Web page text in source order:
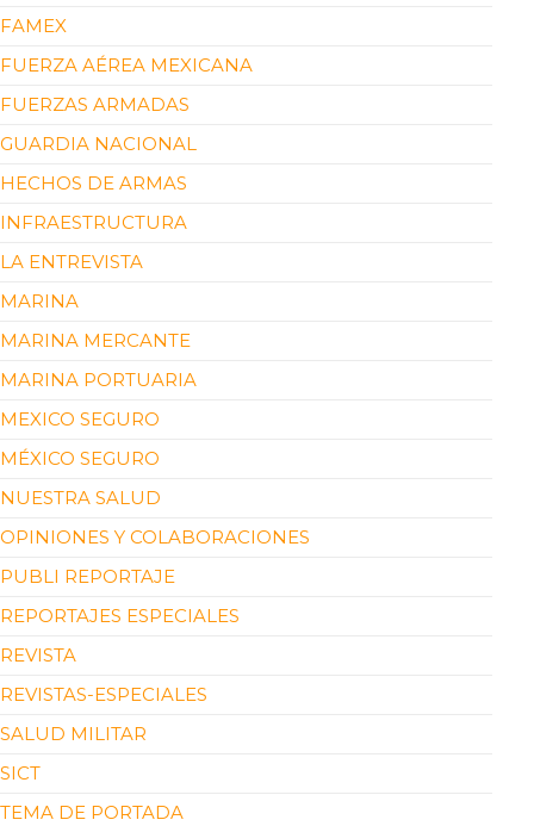
FAMEX
FUERZA AÉREA MEXICANA
FUERZAS ARMADAS
GUARDIA NACIONAL
HECHOS DE ARMAS
INFRAESTRUCTURA
LA ENTREVISTA
MARINA
MARINA MERCANTE
MARINA PORTUARIA
MEXICO SEGURO
MÉXICO SEGURO
NUESTRA SALUD
OPINIONES Y COLABORACIONES
PUBLI REPORTAJE
REPORTAJES ESPECIALES
REVISTA
REVISTAS-ESPECIALES
SALUD MILITAR
SICT
TEMA DE PORTADA